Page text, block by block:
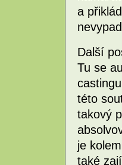
a
Další
Tu se
této
takový
je
také